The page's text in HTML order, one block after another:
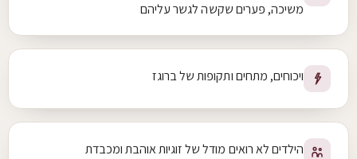
משיכה, פערים שקשה לגשר עליהם
ויכוחים, מתחים ותקופות של ברוגז
הילדים לא רואים מודל של זוגיות אוהבת ומכבדת